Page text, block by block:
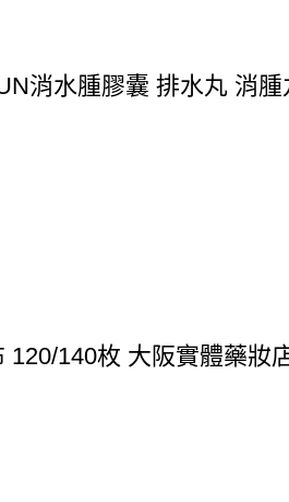
消水腫膠囊 排水丸 消
120/140枚 大阪實體藥妝